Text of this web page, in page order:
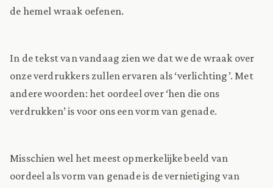
de hemel wraak oefenen.
In de tekst van vandaag zien we dat we de wraak over
onze verdrukkers zullen ervaren als ‘verlichting’. Met
andere woorden: het oordeel over ‘hen die ons
verdrukken’ is voor ons een vorm van genade.
Misschien wel het meest opmerkelijke beeld van
oordeel als vorm van genade is de vernietiging van